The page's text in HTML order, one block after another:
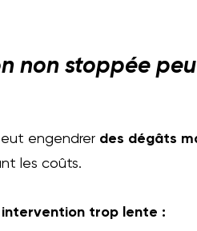
non stoppée
engendrer des dégâts
les coûts.
intervention trop lente :